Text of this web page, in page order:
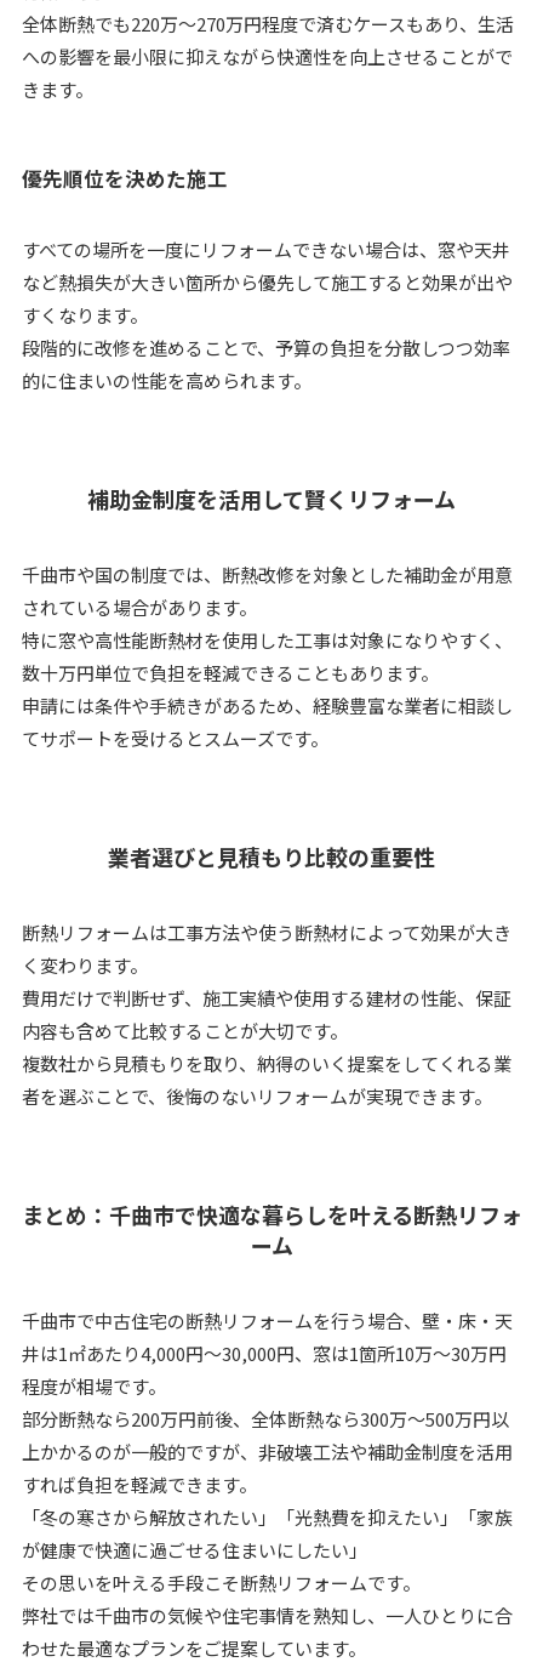
全体断熱でも220万～270万円程度で済むケースもあり、生活
への影響を最小限に抑えながら快適性を向上させることがで
きます。
優先順位を決めた施工
すべての場所を一度にリフォームできない場合は、窓や天井
など熱損失が大きい箇所から優先して施工すると効果が出や
すくなります。
段階的に改修を進めることで、予算の負担を分散しつつ効率
的に住まいの性能を高められます。
補助金制度を活用して賢くリフォーム
千曲市や国の制度では、断熱改修を対象とした補助金が用意
されている場合があります。
特に窓や高性能断熱材を使用した工事は対象になりやすく、
数十万円単位で負担を軽減できることもあります。
申請には条件や手続きがあるため、経験豊富な業者に相談し
てサポートを受けるとスムーズです。
業者選びと見積もり比較の重要性
断熱リフォームは工事方法や使う断熱材によって効果が大き
く変わります。
費用だけで判断せず、施工実績や使用する建材の性能、保証
内容も含めて比較することが大切です。
複数社から見積もりを取り、納得のいく提案をしてくれる業
者を選ぶことで、後悔のないリフォームが実現できます。
まとめ：千曲市で快適な暮らしを叶える断熱リフォ
ーム
千曲市で中古住宅の断熱リフォームを行う場合、壁・床・天
井は1㎡あたり4,000円～30,000円、窓は1箇所10万～30万円
程度が相場です。
部分断熱なら200万円前後、全体断熱なら300万～500万円以
上かかるのが一般的ですが、非破壊工法や補助金制度を活用
すれば負担を軽減できます。
「冬の寒さから解放されたい」「光熱費を抑えたい」「家族
が健康で快適に過ごせる住まいにしたい」
その思いを叶える手段こそ断熱リフォームです。
弊社では千曲市の気候や住宅事情を熟知し、一人ひとりに合
わせた最適なプランをご提案しています。